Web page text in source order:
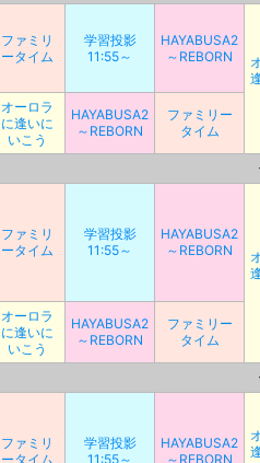
ファミリ
ータイム
学習投影
11:55～
HAYABUSA2
～REBORN
オーロラ
に逢いに
いこう
HAYABUSA2
～REBORN
ファミリー
タイム
ファミリ
ータイム
学習投影
11:55～
HAYABUSA2
～REBORN
オーロラ
に逢いに
いこう
HAYABUSA2
～REBORN
ファミリー
タイム
ファミリ
ータイム
学習投影
11:55～
HAYABUSA2
～REBORN